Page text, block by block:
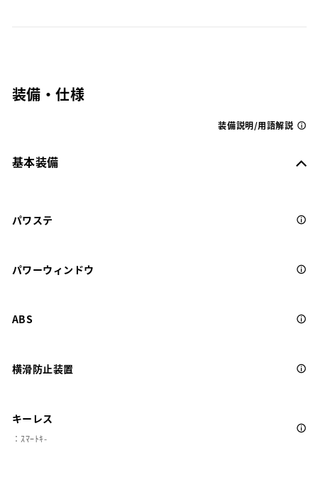
装備・仕様
装備説明/用語解説
基本装備
パワステ
パワーウィンドウ
ABS
横滑防止装置
キーレス
：ｽﾏｰﾄｷ-